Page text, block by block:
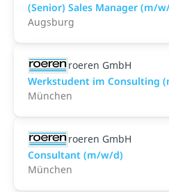
(Senior) Sales Manager (m/
Augsburg
roeren GmbH
Werkstudent im Consulting
München
roeren GmbH
Consultant (m/w/d)
München